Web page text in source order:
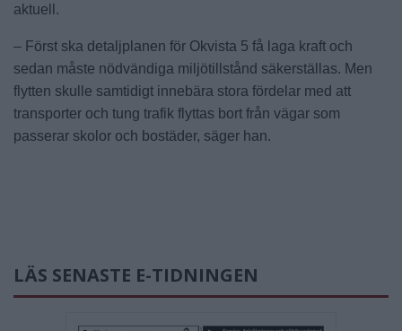
aktuell.
– Först ska detaljplanen för Okvista 5 få laga kraft och
sedan måste nödvändiga miljötillstånd säkerställas. Men
flytten skulle samtidigt innebära stora fördelar med att
transporter och tung trafik flyttas bort från vägar som
passerar skolor och bostäder, säger han.
LÄS SENASTE E-TIDNINGEN